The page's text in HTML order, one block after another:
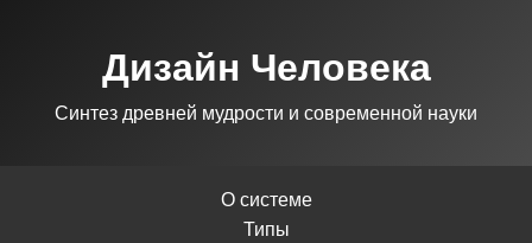
Дизайн Человека
Синтез древней мудрости и современной науки
О системе
Типы